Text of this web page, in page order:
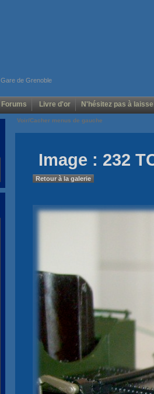
Gare de Grenoble
Forums Livre d'or N'hésitez pas à
Voir/Cacher menus de gauche
Image : 232
Retour à la galerie